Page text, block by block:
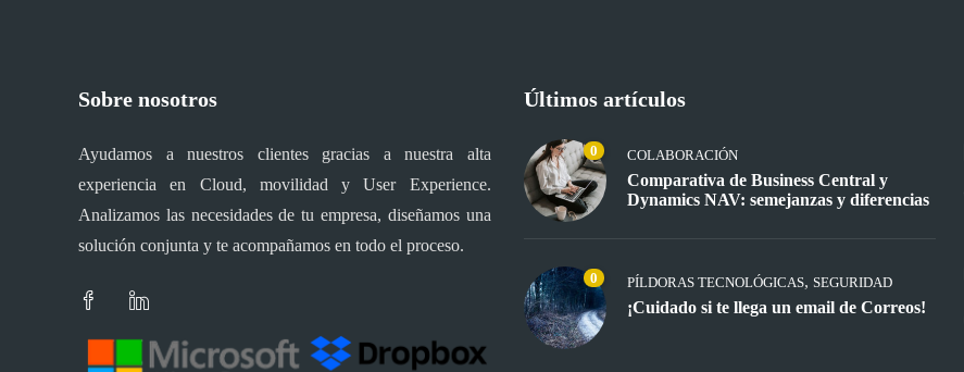
Sobre nosotros
Ayudamos a nuestros clientes gracias a nuestra alta
experiencia en Cloud, movilidad y User Experience.
Analizamos las necesidades de tu empresa, diseñamos una
solución conjunta y te acompañamos en todo el proceso.
Últimos artículos
0 COLABORACIÓN
Comparativa de Business Central y
Dynamics NAV: semejanzas y diferencias
0 PÍLDORAS TECNOLÓGICAS, SEGURIDAD
¡Cuidado si te llega un email de Correos!